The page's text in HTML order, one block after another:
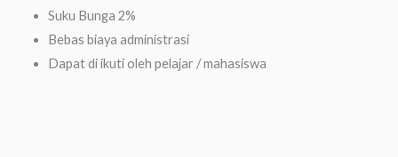
Suku Bunga 2%
Bebas biaya administrasi
Dapat di ikuti oleh pelajar / mahasiswa